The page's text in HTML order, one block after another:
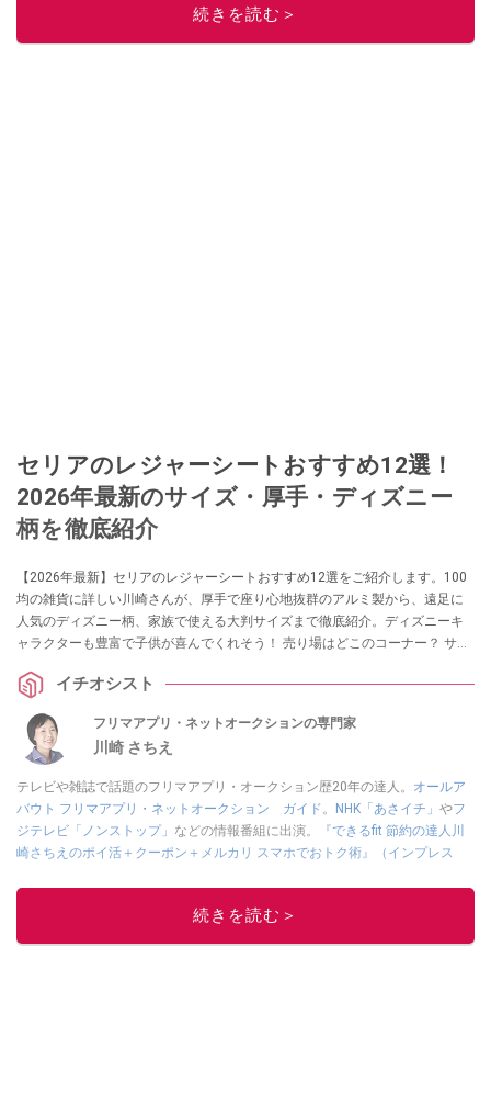
続きを読む＞
セリアのレジャーシートおすすめ12選！
2026年最新のサイズ・厚手・ディズニー
柄を徹底紹介
【2026年最新】セリアのレジャーシートおすすめ12選をご紹介します。100
均の雑貨に詳しい川崎さんが、厚手で座り心地抜群のアルミ製から、遠足に
人気のディズニー柄、家族で使える大判サイズまで徹底紹介。ディズニーキ
ャラクターも豊富で子供が喜んでくれそう！ 売り場はどこのコーナー？ サン
イチオシスト
フリマアプリ・ネットオークションの専門家
川崎 さちえ
テレビや雑誌で話題のフリマアプリ・オークション歴20年の達人。 オールア
バウト フリマアプリ・ネットオークション ガイド。 NHK「あさイチ」 やフ
ジテレビ「ノンストップ」 などの情報番組に出演。
『できるfit 節約の達人川
崎さちえのポイ活＋クーポン＋メルカリ スマホでおトク術』（インプレス
的に稼ぐ！』（翔泳社刊）
■経歴：2003年、夫が子育てをするために、突然会社を辞める。翌月からの
続きを読む＞